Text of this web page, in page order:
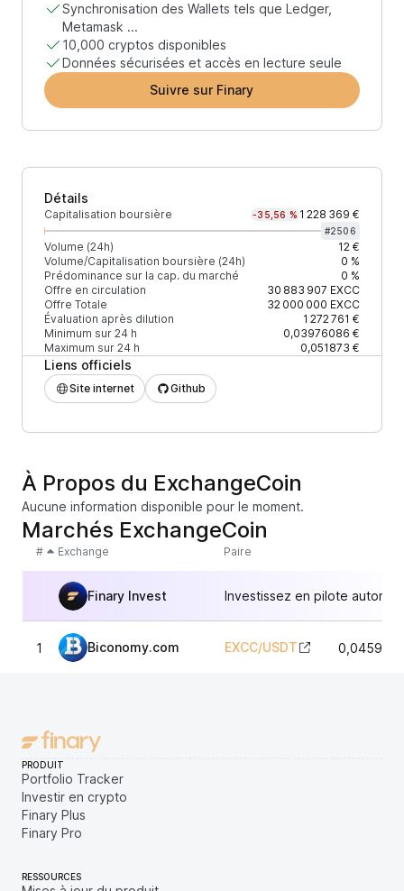
Synchronisation des Wallets tels que Ledger,
Metamask ...
10,000 cryptos disponibles
Données sécurisées et accès en lecture seule
Suivre sur Finary
Détails
Capitalisation boursière -35,56 % 1 228 369 €
#2506
Volume (24h)
12 €
Volume/Capitalisation boursière (24h)
0 %
Prédominance sur la cap. du marché
0 %
Offre en circulation
30 883 907 EXCC
Offre Totale
32 000 000 EXCC
Évaluation après dilution
1 272 761 €
Minimum sur 24 h
0,03976086 €
Maximum sur 24 h
0,051873 €
Liens officiels
Site internet Github
À Propos du ExchangeCoin
Aucune information disponible pour le moment.
Marchés ExchangeCoin
# Exchange Paire
Finary Invest Investissez en pilote
1 Biconomy.com EXCC/USDT
PRODUIT
Portfolio Tracker
Investir en crypto
Finary Plus
Finary Pro
RESSOURCES